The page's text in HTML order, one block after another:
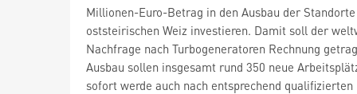
Millionen-Euro-Betrag in den Ausbau der
oststeirischen Weiz investieren. Damit soll der
Nachfrage nach Turbogeneratoren Rechnung
Ausbau sollen insgesamt rund 350 neue
sofort werde auch nach entsprechend